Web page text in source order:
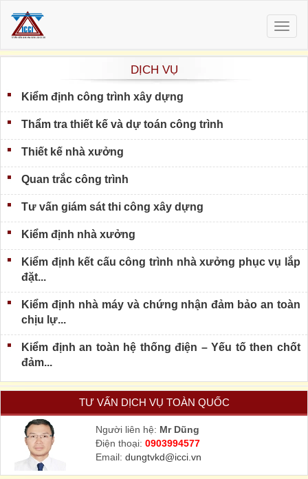
DỊCH VỤ
Kiểm định công trình xây dựng
Thẩm tra thiết kế và dự toán công trình
Thiết kế nhà xưởng
Quan trắc công trình
Tư vấn giám sát thi công xây dựng
Kiểm định nhà xưởng
Kiểm định kết cấu công trình nhà xưởng phục vụ lắp
đặt...
Kiểm định nhà máy và chứng nhận đảm bảo an toàn
chịu lự...
Kiểm định an toàn hệ thống điện – Yếu tố then chốt
đảm...
TƯ VẤN DỊCH VỤ TOÀN QUỐC
Người liên hệ: Mr Dũng
Điện thoại: 0903994577
Email: dungtvkd@icci.vn